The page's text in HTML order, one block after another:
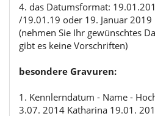
4. das Datumsformat:
/19.01.19 oder 19. Januar 2019
(nehmen Sie Ihr gewünschtes
gibt es keine Vorschriften)
besondere Gravuren:
1. Kennlerndatum - Name -
3.07. 2014 Katharina 19.01.